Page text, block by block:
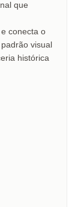
que
conecta o
visual
histórica